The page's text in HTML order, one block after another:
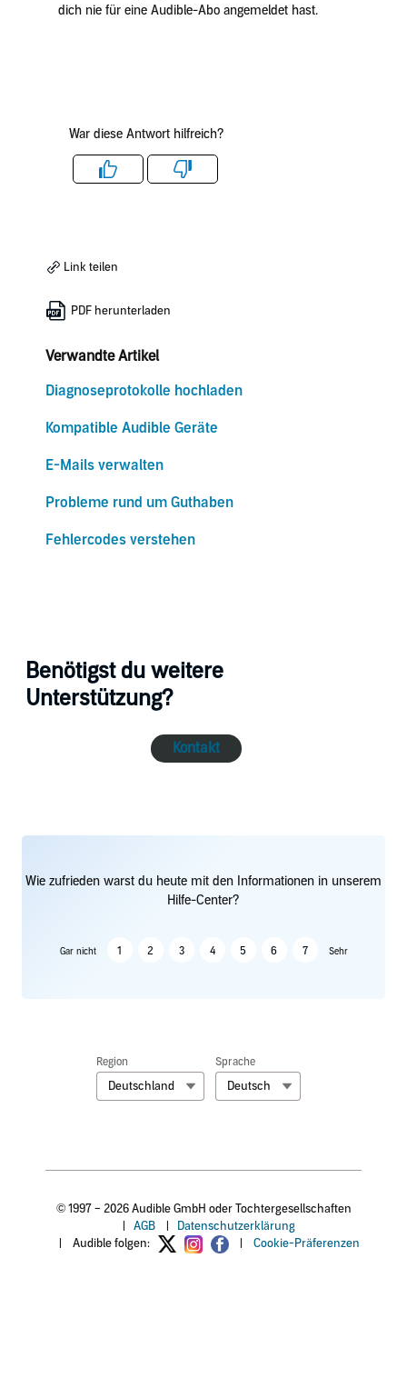
dich nie für eine Audible-Abo angemeldet hast.
War diese Antwort hilfreich?
Like Dislike
Link teilen
PDF herunterladen
Verwandte Artikel
Diagnoseprotokolle hochladen
Kompatible Audible Geräte
E-Mails verwalten
Probleme rund um Guthaben
Fehlercodes verstehen
Benötigst du weitere
Unterstützung?
Kontakt
Wie zufrieden warst du heute mit den Informationen in unserem
Hilfe-Center?
Gar nicht 1 2 3 4 5 6 7 Sehr
Region
Deutschland
Sprache
Deutsch
© 1997 – 2026 Audible GmbH oder Tochtergesellschaften
AGB
Datenschutzerklärung
Audible folgen: | Cookie-Präferenzen